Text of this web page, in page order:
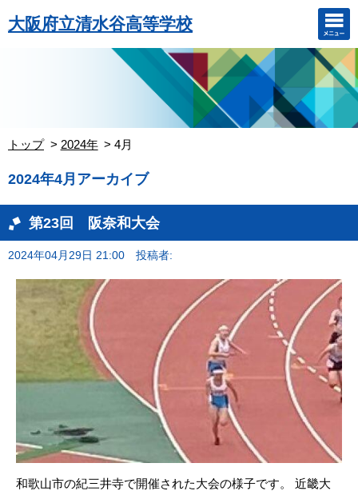
大阪府立清水谷高等学校
トップ 2024年 4月
2024年4月アーカイブ
第23回 阪奈和大会
2024年04月29日 21:00 投稿者:
和歌山市の紀三井寺で開催された大会の様子です。 近畿大